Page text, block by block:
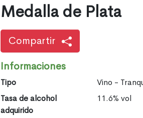
Medalla de Plata
Compartir
Informaciones
Tipo
Vino -
Tasa de alcohol
adquirido
11.6% vol